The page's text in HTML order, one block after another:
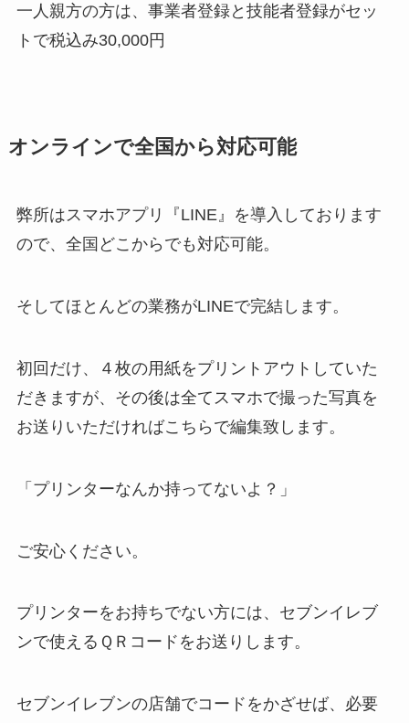
一人親方の方は、事業者登録と技能者登録がセッ
トで税込み30,000円
オンラインで全国から対応可能
弊所はスマホアプリ『LINE』を導入しております
ので、全国どこからでも対応可能。
そしてほとんどの業務がLINEで完結します。
初回だけ、４枚の用紙をプリントアウトしていた
だきますが、その後は全てスマホで撮った写真を
お送りいただければこちらで編集致します。
「プリンターなんか持ってないよ？」
ご安心ください。
プリンターをお持ちでない方には、セブンイレブ
ンで使えるＱＲコードをお送りします。
セブンイレブンの店舗でコードをかざせば、必要